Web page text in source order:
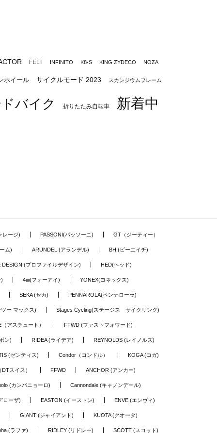
FELT INFINITO K8-S KING ZYDECO NOZA
ホイール サイクルモード 2023 スカンジウムフレーム
バイク 折りたたみ自転車 新着中
レージ) PASSONI(パッソーニ) GT（ジーティー）
ム) ARUNDEL (アランデル) BH (ビーエイチ)
DESIGN (プロファイルデザイン) HED(ヘッド)
4iiii(フォーアイ) YONEX(ヨネックス)
SEKA (セカ) PENNAROLA(ペンナローラ)
ー マックス) Stages Cycling(ステージス サイクリング)
アスチュート） FFWD (ファストフォワード)
ン) RIDEA (ライデア) REYNOLDS (レイノルズ)
(ゼンティス) Condor（コンドル） KOGA (コガ)
スイス） FFWD ANCHOR (アンカー)
(カンパニョーロ) Cannondale (キャノンデール)
ローザ) EASTON (イーストン) ENVE (エンヴィ)
GIANT (ジャイアント) KUOTA (クオータ)
(ラファ) RIDLEY (リドレー) SCOTT (スコット)